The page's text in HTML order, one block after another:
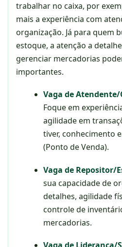
trabalhar no caixa, por
mais a experiência com
organização. Já para quem
estoque, a atenção a
gerenciar mercadorias
importantes.
Vaga de
Foque em
agilidade em
tiver, conhecimento
(Ponto de Venda).
Vaga de Repositor/
sua capacidade de
detalhes, agilidade
controle de
mercadorias.